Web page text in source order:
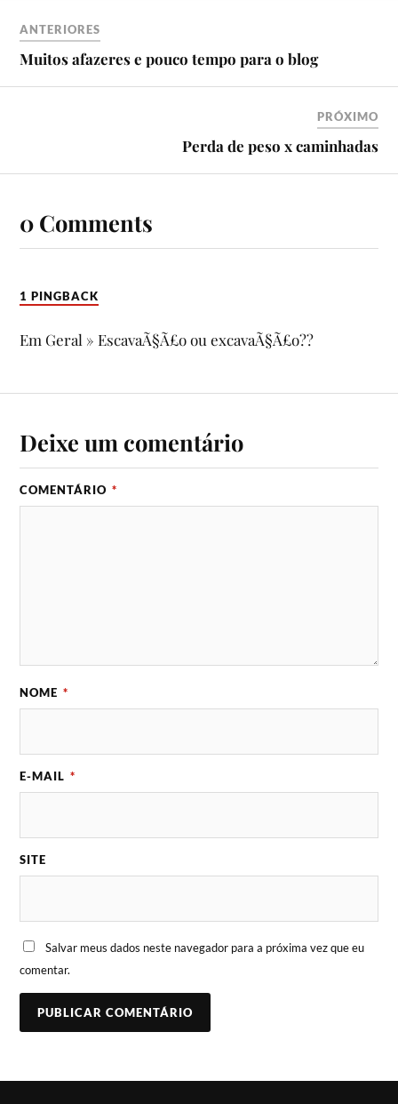
ANTERIORES
Muitos afazeres e pouco tempo para o blog
PRÓXIMO
Perda de peso x caminhadas
0 Comments
1 PINGBACK
Em Geral » EscavaÃ§Ã£o ou excavaÃ§Ã£o??
Deixe um comentário
COMENTÁRIO *
NOME *
E-MAIL *
SITE
Salvar meus dados neste navegador para a próxima vez que eu
comentar.